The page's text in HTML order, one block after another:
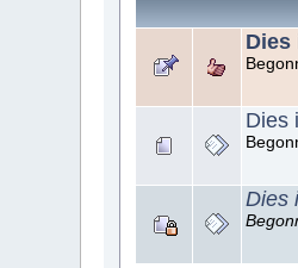
Dies
Dies
Dies